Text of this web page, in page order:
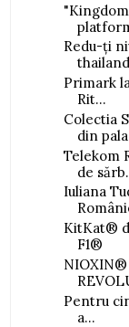
Redu-ți
Primark
Rit...
Colectia
din
Telekom
de
Iuliana
KitKat®
F1®
NIOXIN®
Pentru
a...